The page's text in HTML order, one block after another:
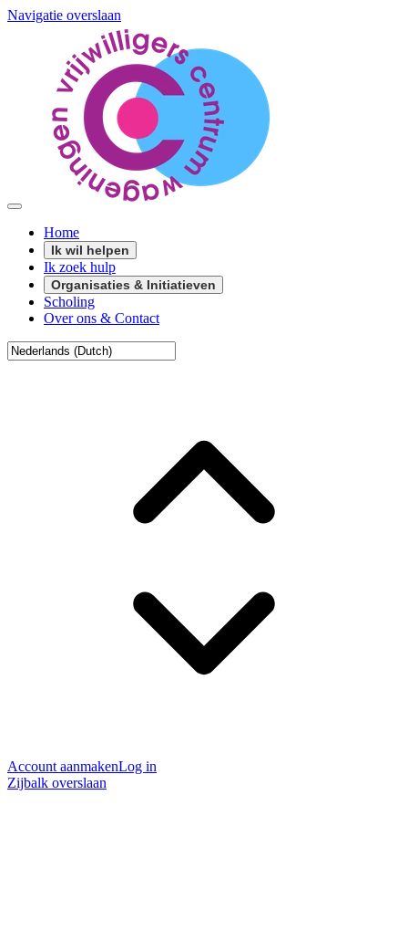
Navigatie overslaan
Home
Ik wil helpen
Ik zoek hulp
Organisaties & Initiatieven
Scholing
Over ons & Contact
Account aanmakenLog in
Zijbalk overslaan